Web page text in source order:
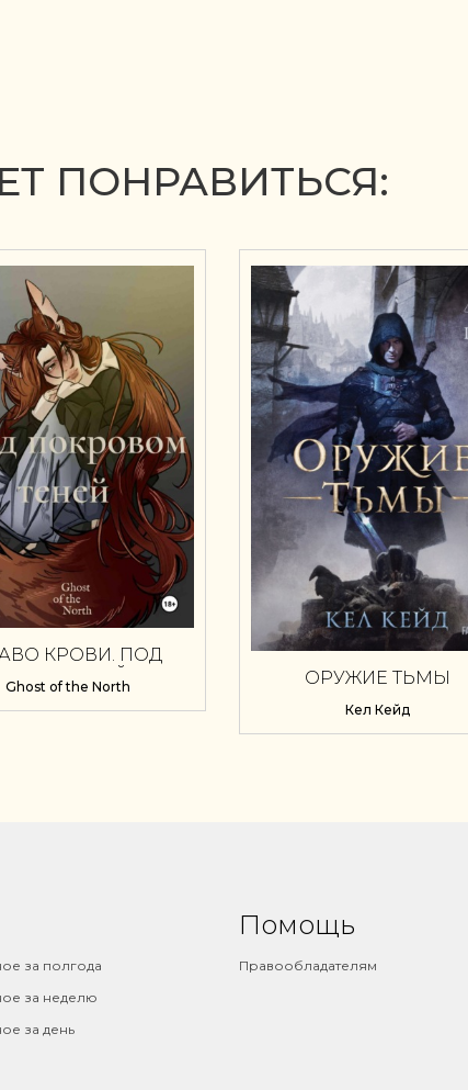
ПОНРАВИТЬСЯ:
КРОВИ. ПОД
Ghost of the North ОРУЖИЕ ТЬМЫ
Кел Кейд
за полгода
за неделю
за день
Помощь
Правообладателям